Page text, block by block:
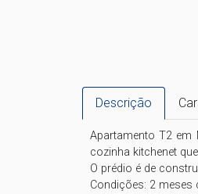
Descrição
Apartamento T2
cozinha kitchenet
O prédio é de
Condições: 2 meses